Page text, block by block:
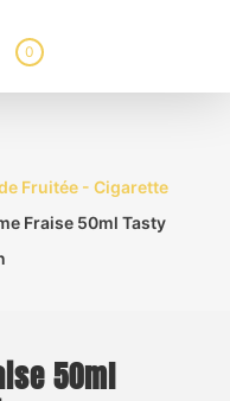
0
Fruitée - Cigarette
Fraise 50ml Tasty
50ml